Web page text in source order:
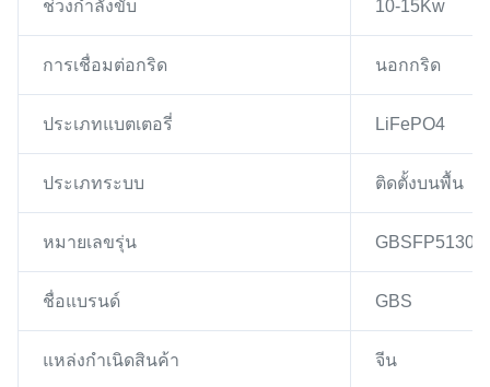
ช่วงกำลังขับ 10-15Kw
การเชื่อมต่อกริด นอกกริด
ประเภทแบตเตอรี่ LiFePO4
ประเภทระบบ ติดตั้งบนพื้น
หมายเลขรุ่น
ชื่อแบรนด์ GBS
แหล่งกำเนิดสินค้า จีน